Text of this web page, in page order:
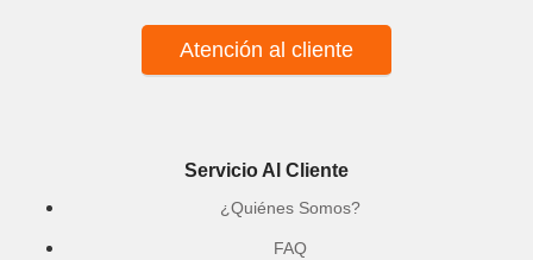
Atención al cliente
Servicio Al Cliente
¿Quiénes Somos?
FAQ